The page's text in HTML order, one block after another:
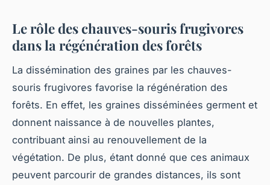
Le rôle des chauves-souris frugivores
dans la régénération des forêts
La dissémination des graines par les chauves-
souris frugivores favorise la régénération des
forêts. En effet, les graines disséminées germent et
donnent naissance à de nouvelles plantes,
contribuant ainsi au renouvellement de la
végétation. De plus, étant donné que ces animaux
peuvent parcourir de grandes distances, ils sont